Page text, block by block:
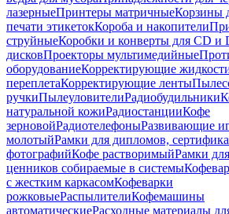
лазерныеПринтеры матричныеКорзины
печати этикетокКороба и накопители
струйныеКоробки и конверты для CD и
дисковПроекторы мультимедийные
оборудованиеКорректирующие
переплетаКорректирующие ленты
ручкиПылеуловителиРадиобудильники
натуральной кожиРадиостанцииКофе
зерновойРадиотелефоныРазвивающие
молотыйРамки для дипломов,
фотографийКофе растворимыйРамки
ценников собираемые в системы
с жестким каркасомКофеварки
рожковыеРаспылителиКофемашины
автоматическиеРасходные материалы